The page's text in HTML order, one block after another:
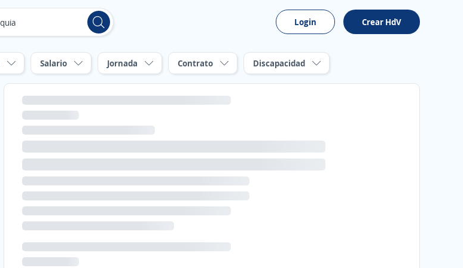
Login Crear HdV
Salario Jornada Contrato Discapacidad